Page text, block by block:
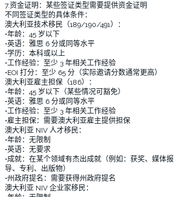
7.资金证明：某些签证类型需要提供资金证明
不同签证类型的具体条件：
澳大利亚技术移民（189/190/491）：
•年龄：45 岁以下
•英语：雅思 6 分或同等水平
•学历：本科或以上
•工作经验：至少 3 年相关工作经验
•EOI 打分：至少 65 分（实际邀请分数通常更高）
澳大利亚雇主担保（186）：
•年龄：45 岁以下（某些情况可豁免）
•英语：雅思 6 分或同等水平
•工作经验：至少 3 年相关工作经验
•雇主担保：需要澳大利亚雇主提供担保
澳大利亚 NIV 人才移民：
•年龄：无限制
•英语：无要求
•成就：在某个领域有杰出成就（例如：获奖、媒体报
导、专利、出版物）
•州政府提名：需要获得州政府提名
澳大利亚 NIV 企业家移民：